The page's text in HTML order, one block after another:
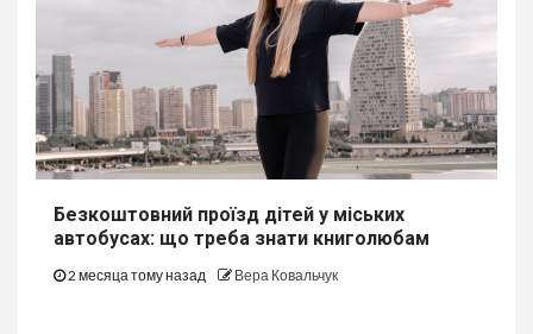
Безкоштовний проїзд дітей у міських
автобуcах: що треба знати книголюбам
2 месяца тому назад Вера Ковальчук